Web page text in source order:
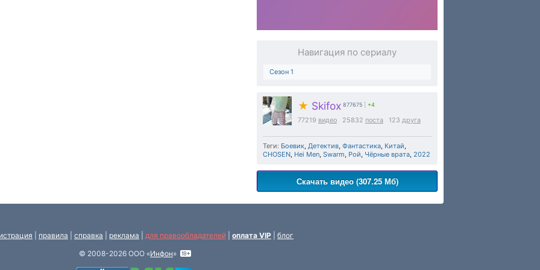
Навигация по сериалу
Сезон 1
★ Skifox 877675 +4
77219 видео 25832 поста 123 друга
Теги: Боевик, Детектив, Фантастика, Китай,
CHOSEN, Hei Men, Swarm, Рой, Чёрные врата, 2022
Скачать видео (307.25 Мб)
правила справка реклама для правообладателей оплата VIP
блог
© 2008-2026 ООО «Инфон»